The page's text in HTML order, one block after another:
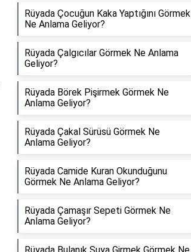
Rüyada Çocuğun Kaka Yaptığını Görmek
Ne Anlama Geliyor?
Rüyada Çalgıcılar Görmek Ne Anlama
Geliyor?
Rüyada Börek Pişirmek Görmek Ne
Anlama Geliyor?
Rüyada Çakal Sürüsü Görmek Ne
Anlama Geliyor?
Rüyada Camide Kuran Okunduğunu
Görmek Ne Anlama Geliyor?
Rüyada Çamaşır Sepeti Görmek Ne
Anlama Geliyor?